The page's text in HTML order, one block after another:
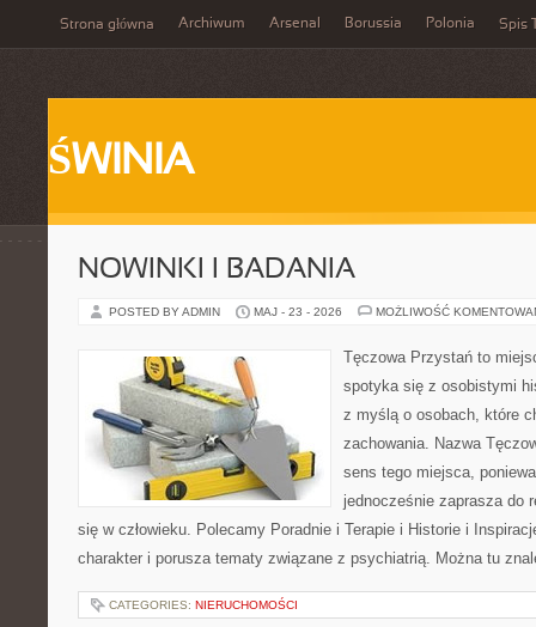
Strona główna Archiwum Arsenal Borussia Polonia Spis
ŚWINIA
NOWINKI I BADANIA
POSTED BY ADMIN MAJ - 23 - 2026 MOŻLIWOŚĆ
Tęczowa Przystań to
spotyka się z osobistymi
z myślą o osobach, które
zachowania. Nazwa
sens tego miejsca,
jednocześnie zaprasza do
się w człowieku. Polecamy Poradnie i Terapie i Historie i
charakter i porusza tematy związane z psychiatrią. Można tu
CATEGORIES: NIERUCHOMOŚCI